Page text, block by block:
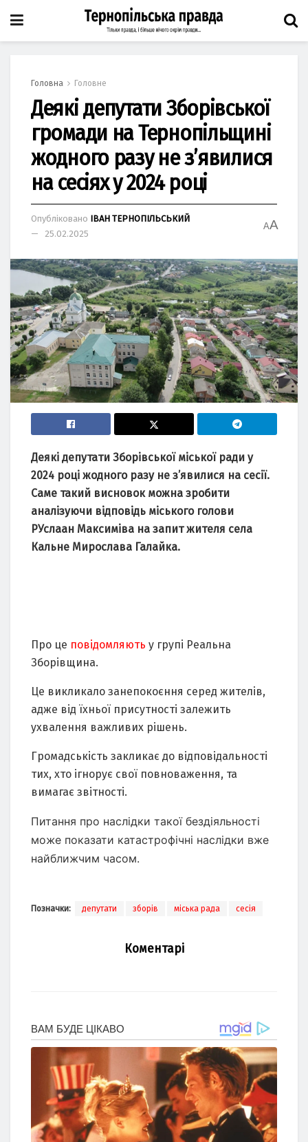
Головна Головне
Деякі депутати Зборівської
громади на Тернопільщині
жодного разу не з’явилися
на сесіях у 2024 році
Опубліковано ІВАН ТЕРНОПІЛЬСЬКИЙ
25.02.2025
AA
Деякі депутати Зборівської міської ради у
2024 році жодного разу не з’явилися на сесії.
Саме такий висновок можна зробити
аналізуючи відповідь міського голови
РУслаан Максиміва на запит жителя села
Кальне Мирослава Галайка.
Про це повідомляють у групі Реальна
Зборівщина.
Це викликало занепокоєння серед жителів,
адже від їхньої присутності залежить
ухвалення важливих рішень.
Громадськість закликає до відповідальності
тих, хто ігнорує свої повноваження, та
вимагає звітності.
Питання про наслідки такої бездіяльності
може показати катастрофічні наслідки вже
найближчим часом.
Позначки: депутати зборів міська рада сесія
Коментарі